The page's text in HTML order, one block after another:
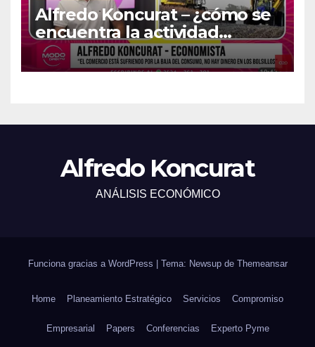
Alfredo Koncurat – ¿cómo se
encuentra la actividad
económica del país?
Alfredo Koncurat
ANÁLISIS ECONÓMICO
Funciona gracias a WordPress Tema: Newsup de Themeansar
Home Planeamiento Estratégico Servicios Compromiso
Empresarial Papers Conferencias Experto Pyme